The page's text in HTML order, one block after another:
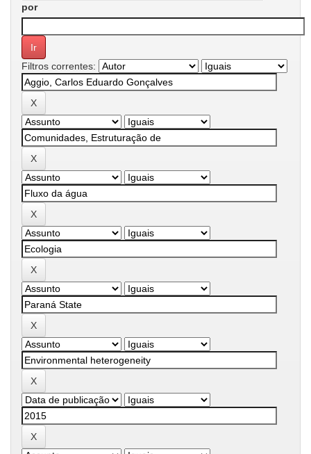
por
Filtros correntes: